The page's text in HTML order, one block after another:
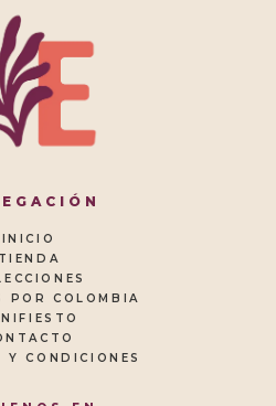
INICIO
TIENDA
POR COLOMBIA
Y CONDICIONES